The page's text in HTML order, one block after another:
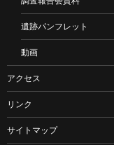
遺跡パンフレット
動画
アクセス
リンク
サイトマップ